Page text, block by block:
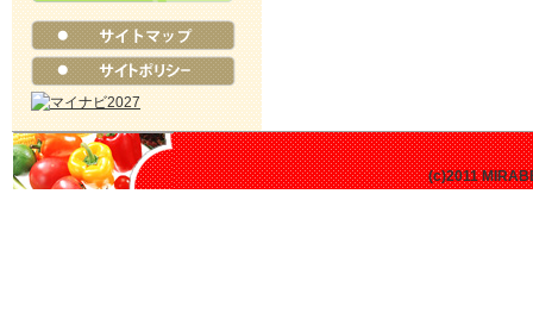
(c)2011